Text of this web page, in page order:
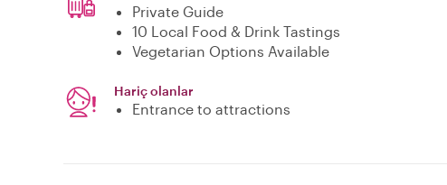
Private Guide
10 Local Food & Drink Tastings
Vegetarian Options Available
Hariç olanlar
Entrance to attractions